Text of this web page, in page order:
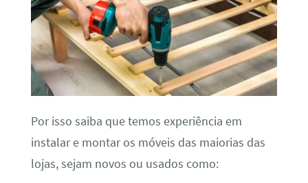
Por isso saiba que temos experiência em
instalar e montar os móveis das maiorias das
lojas, sejam novos ou usados como: